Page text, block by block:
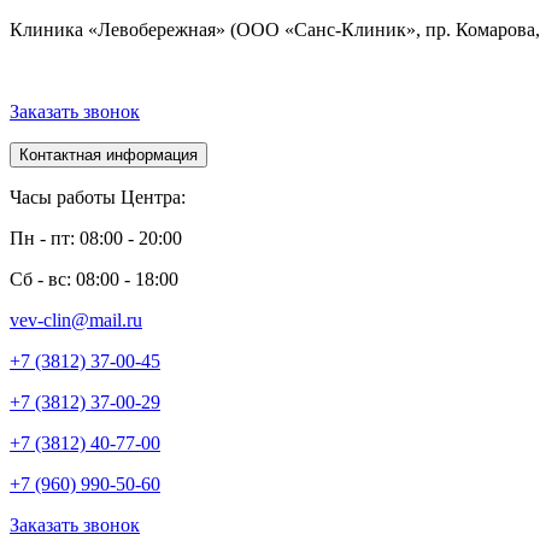
Клиника «Левобережная» (ООО «Санс-Клиник», пр.
Заказать звонок
Контактная информация
Часы работы Центра:
Пн - пт: 08:00 - 20:00
Сб - вс: 08:00 - 18:00
vev-clin@mail.ru
+7 (3812) 37-00-45
+7 (3812) 37-00-29
+7 (3812) 40-77-00
+7 (960) 990-50-60
Заказать звонок